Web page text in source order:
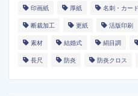
印画紙 厚紙 名刺・カード
断裁加工 更紙 活版印刷
素材 結婚式 絹目調
長尺 防炎 防炎クロス